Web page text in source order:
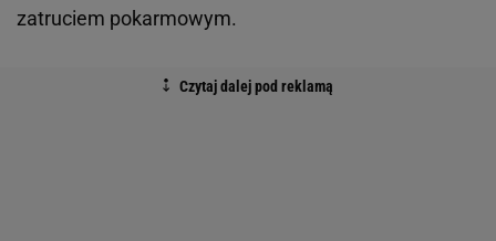
zatruciem pokarmowym.